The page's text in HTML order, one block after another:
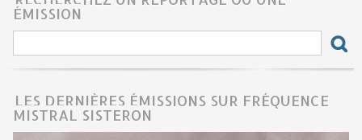
ÉMISSION
LES DERNIÈRES ÉMISSIONS SUR FRÉQUENCE
MISTRAL SISTERON